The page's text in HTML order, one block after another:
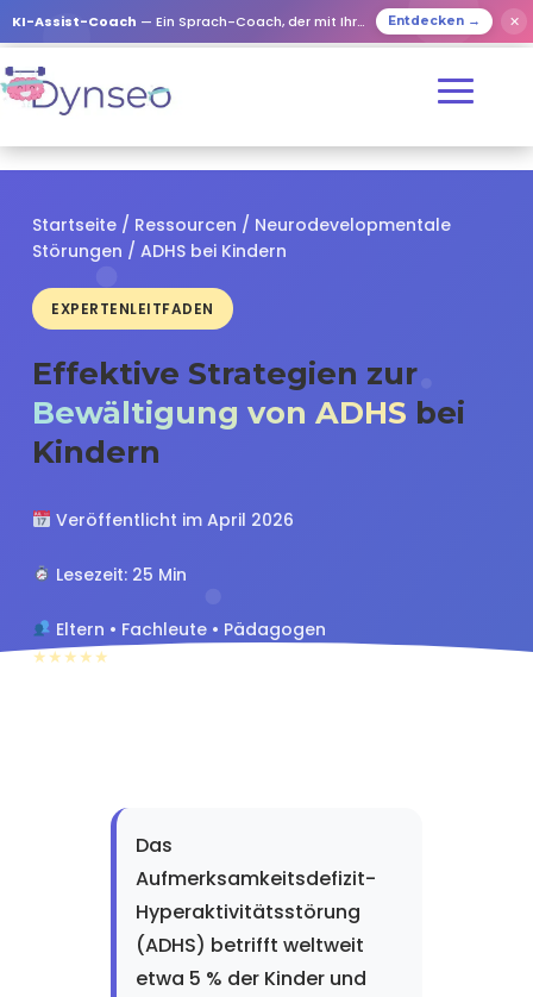
KI-Assist-Coach — Ein Sprach-Coach, der mit Ihren Lieben spielt Entdecken → ✕
Startseite / Ressourcen / Neurodevelopmentale
Störungen / ADHS bei Kindern
EXPERTENLEITFADEN
Effektive Strategien zur
Bewältigung von ADHS bei
Kindern
Veröffentlicht im April 2026
Lesezeit: 25 Min
Eltern • Fachleute • Pädagogen
★★★★★
Das
Aufmerksamkeitsdefizit-
Hyperaktivitätsstörung
(ADHS) betrifft weltweit
etwa 5 % der Kinder und